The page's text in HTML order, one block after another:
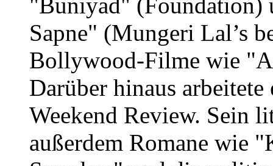
"Buniyad" (Foundation)
Sapne" (Mungeri Lal’s
Bollywood-Filme wie
Darüber hinaus
Weekend Review. Sein
außerdem Romane wie